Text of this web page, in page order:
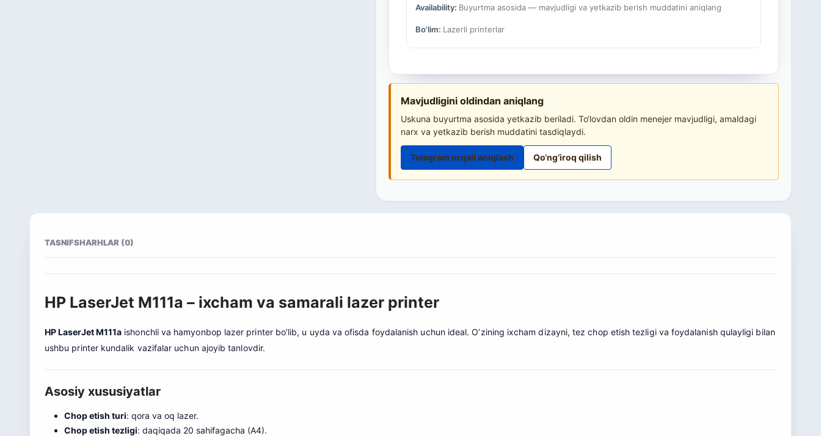
Availability: Buyurtma asosida — mavjudligi va yetkazib berish muddatini aniqlang
Bo'lim: Lazerli printerlar
Mavjudligini oldindan aniqlang
Uskuna buyurtma asosida yetkazib beriladi. To‘lovdan oldin menejer mavjudligi, amaldagi
narx va yetkazib berish muddatini tasdiqlaydi.
Telegram orqali aniqlash Qo‘ng‘iroq qilish
TASNIFSHARHLAR (0)
HP LaserJet M111a – ixcham va samarali lazer printer
HP LaserJet M111a ishonchli va hamyonbop lazer printer bo’lib, u uyda va ofisda foydalanish uchun ideal. O’zining ixcham dizayni, tez chop etish tezligi va foydalanish qulayligi bilan
ushbu printer kundalik vazifalar uchun ajoyib tanlovdir.
Asosiy xususiyatlar
Chop etish turi: qora va oq lazer.
Chop etish tezligi: daqiqada 20 sahifagacha (A4).